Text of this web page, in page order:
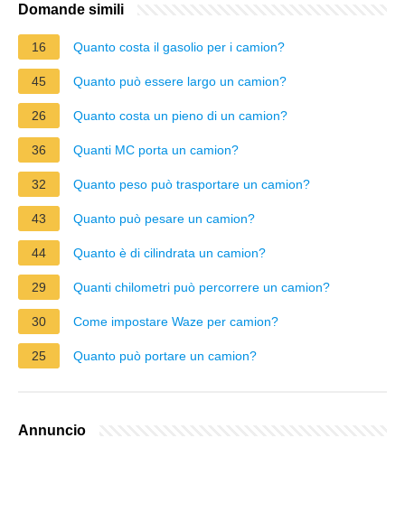
Domande simili
16 Quanto costa il gasolio per i camion?
45 Quanto può essere largo un camion?
26 Quanto costa un pieno di un camion?
36 Quanti MC porta un camion?
32 Quanto peso può trasportare un camion?
43 Quanto può pesare un camion?
44 Quanto è di cilindrata un camion?
29 Quanti chilometri può percorrere un camion?
30 Come impostare Waze per camion?
25 Quanto può portare un camion?
Annuncio